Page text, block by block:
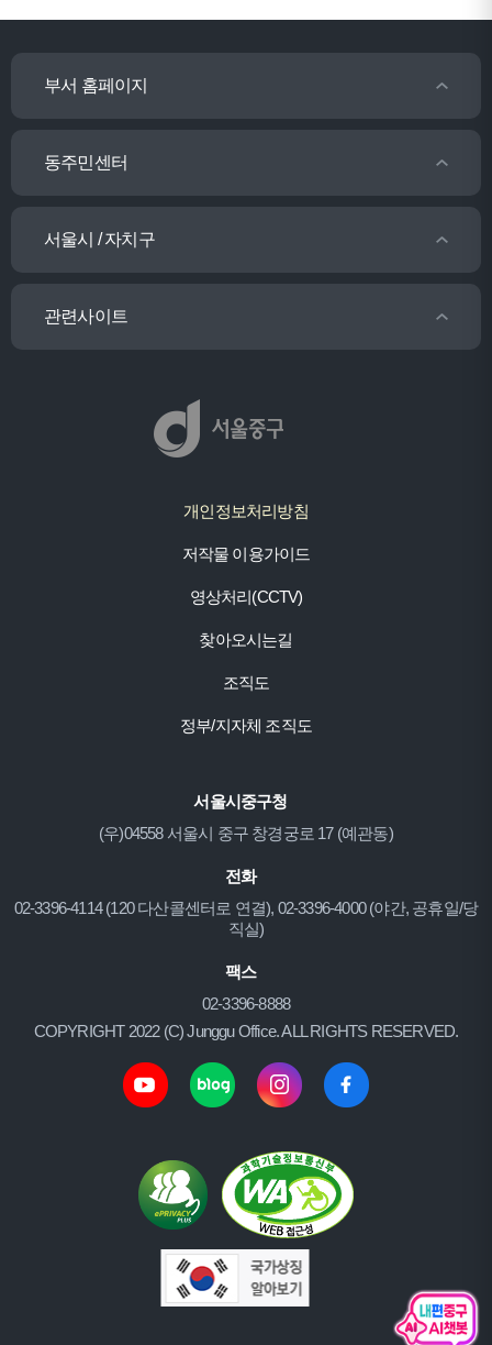
부서 홈페이지
동주민센터
서울시 / 자치구
관련사이트
개인정보처리방침
저작물 이용가이드
영상처리(CCTV)
찾아오시는길
조직도
정부/지자체 조직도
서울시중구청
(우)04558 서울시 중구 창경궁로 17 (예관동)
전화
02-3396-4114 (120 다산콜센터로 연결), 02-3396-4000 (야간, 공휴일/당
직실)
팩스
02-3396-8888
COPYRIGHT 2022 (C) Junggu Office. ALL RIGHTS RESERVED.